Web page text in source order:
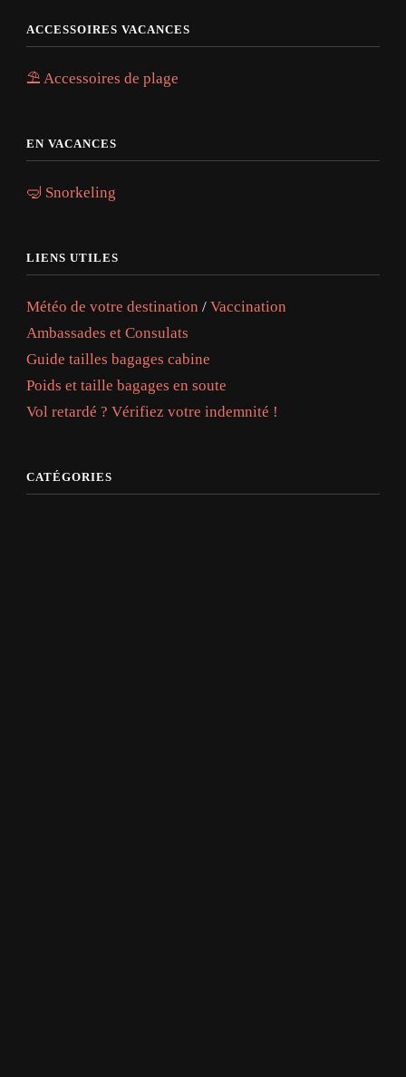
ACCESSOIRES VACANCES
⛱️ Accessoires de plage
EN VACANCES
🤿 Snorkeling
LIENS UTILES
Météo de votre destination / Vaccination
Ambassades et Consulats
Guide tailles bagages cabine
Poids et taille bagages en soute
Vol retardé ? Vérifiez votre indemnité !
CATÉGORIES